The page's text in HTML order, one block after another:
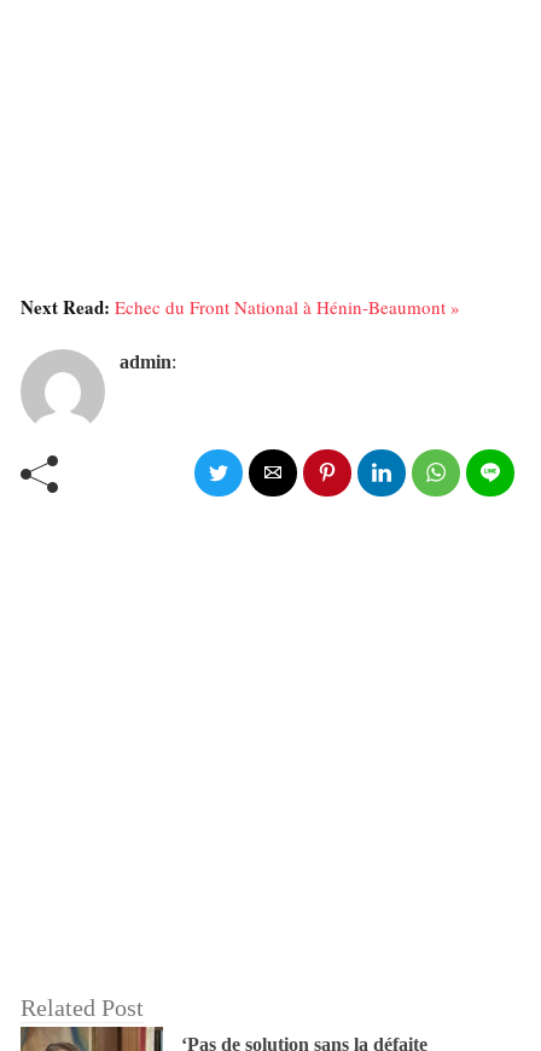
Next Read: Echec du Front National à Hénin-Beaumont »
admin:
Related Post
‘Pas de solution sans la défaite